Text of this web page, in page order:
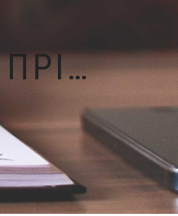
ΗΜΕΡΟΛΌΓΙΟ ΔΙΑΤΡΟΦΉΣ | 10 ΣΝΑΚ ΓΙΑ ΠΡΙΝ ΑΠΌ ΤΗΝ ΠΡΟΠΌΝΗΣΗ!